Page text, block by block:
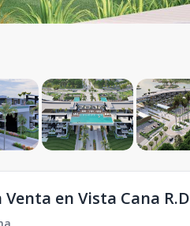
en Vista Cana R.D